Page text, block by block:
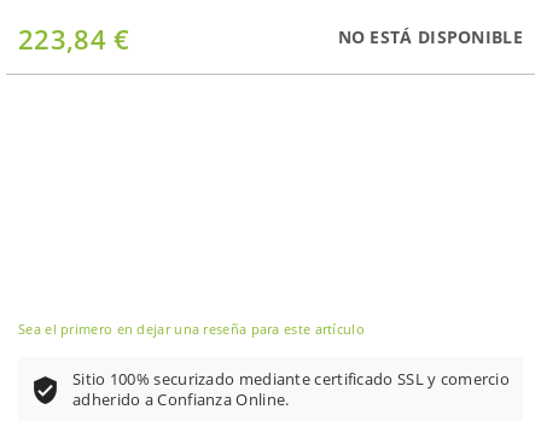
223,84 € NO ESTÁ DISPONIBLE
Saltar
al
comienzo
Sea el primero en dejar una reseña para este artículo
Sitio 100% securizado mediante certificado SSL y comercio
adherido a Confianza Online.